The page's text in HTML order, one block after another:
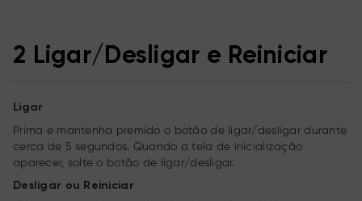
2 Ligar/Desligar e Reiniciar
Ligar
Prima e mantenha premido o botão de ligar/desligar durante
cerca de 5 segundos. Quando a tela de inicialização
aparecer, solte o botão de ligar/desligar.
Desligar ou Reiniciar